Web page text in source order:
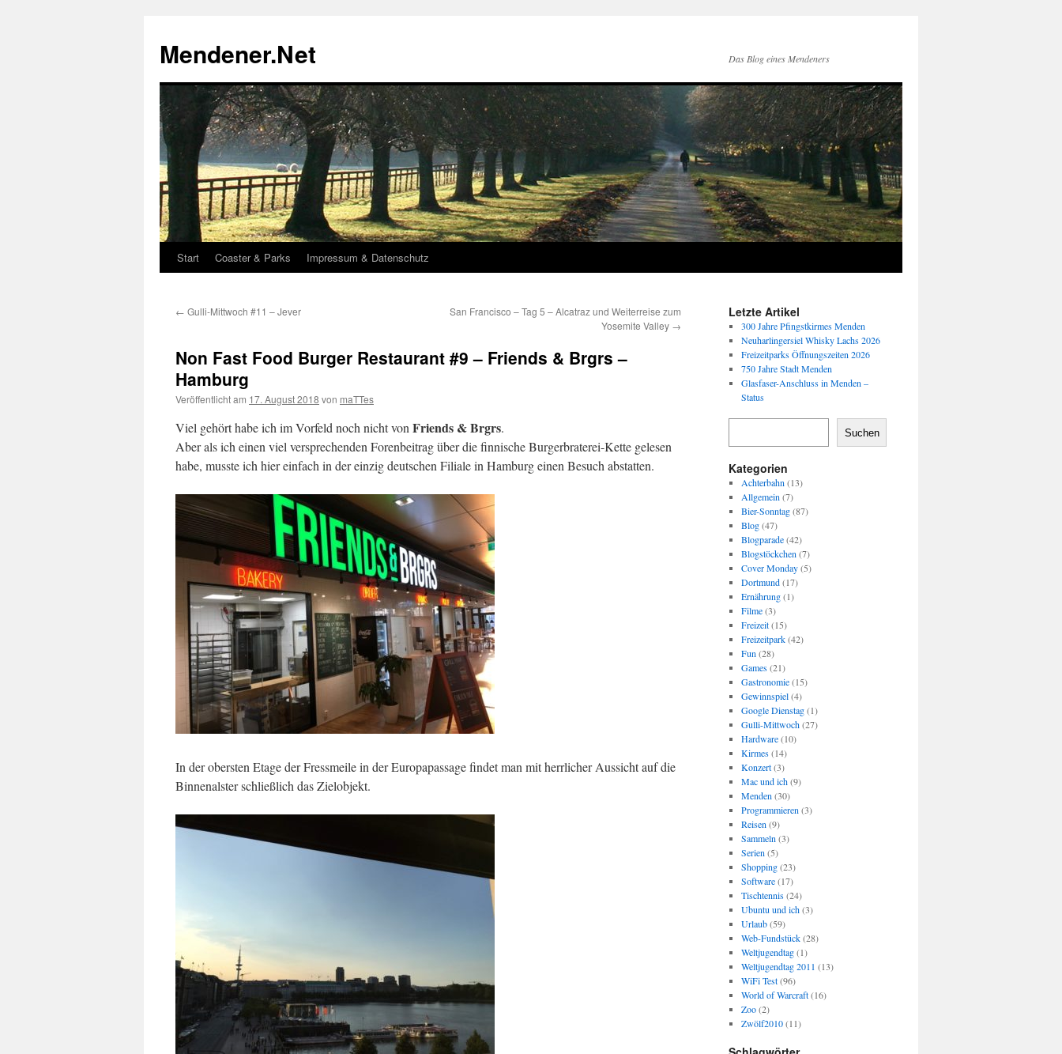
springen
Mendener.Net Das Blog eines Mendeners
Start Coaster & Parks Impressum & Datenschutz
← Gulli-Mittwoch #11 – Jever
San Francisco – Tag 5 – Alcatraz und Weiterreise zum
Yosemite Valley →
Non Fast Food Burger Restaurant #9 – Friends & Brgrs –
Hamburg
Veröffentlicht am 17. August 2018 von maTTes
Viel gehört habe ich im Vorfeld noch nicht von Friends & Brgrs.
Aber als ich einen viel versprechenden Forenbeitrag über die finnische Burgerbraterei-Kette gelesen
habe, musste ich hier einfach in der einzig deutschen Filiale in Hamburg einen Besuch abstatten.
In der obersten Etage der Fressmeile in der Europapassage findet man mit herrlicher Aussicht auf die
Binnenalster schließlich das Zielobjekt.
Letzte Artikel
300 Jahre Pfingstkirmes Menden
Neuharlingersiel Whisky Lachs 2026
Freizeitparks Öffnungszeiten 2026
750 Jahre Stadt Menden
Glasfaser-Anschluss in Menden –
Status
Suchen
Kategorien
Achterbahn (13)
Allgemein (7)
Bier-Sonntag(87)
Blog(47)
Blogparade(42)
Blogstöckchen (7)
Cover Monday(5)
Dortmund(17)
Ernährung(1)
Filme(3)
Freizeit(15)
Freizeitpark(42)
Fun (28)
Games(21)
Gastronomie(15)
Gewinnspiel(4)
Google Dienstag(1)
Gulli-Mittwoch(27)
Hardware(10)
Kirmes(14)
Konzert(3)
Mac und ich(9)
Menden (30)
Programmieren (3)
Reisen (9)
Sammeln (3)
Serien (5)
Shopping(23)
Software(17)
Tischtennis(24)
Ubuntu und ich(3)
Urlaub(59)
Web-Fundstück(28)
Weltjugendtag(1)
Weltjugendtag 2011 (13)
WiFi Test(96)
World of Warcraft(16)
Zoo(2)
Zwölf2010(11)